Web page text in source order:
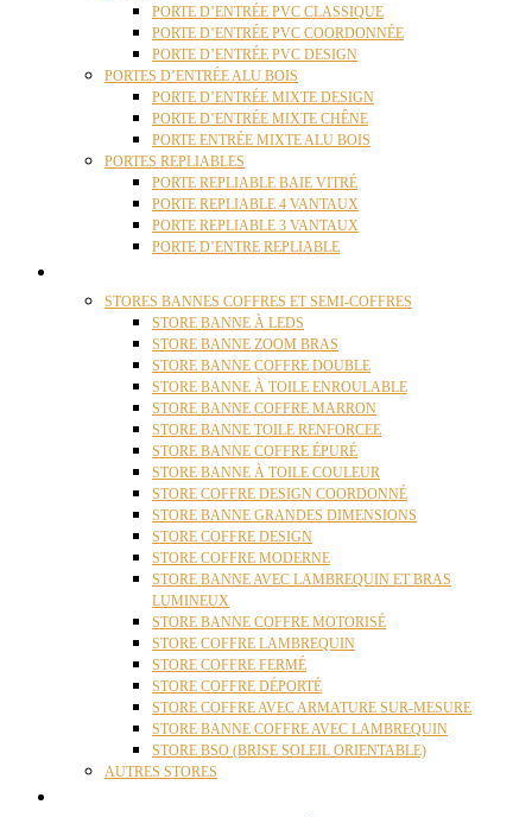
PORTE D’ENTRÉE PVC CLASSIQUE
PORTE D’ENTRÉE PVC COORDONNÉE
PORTE D’ENTRÉE PVC DESIGN
PORTES D’ENTRÉE ALU BOIS
PORTE D’ENTRÉE MIXTE DESIGN
PORTE D’ENTRÉE MIXTE CHÊNE
PORTE ENTRÉE MIXTE ALU BOIS
PORTES REPLIABLES
PORTE REPLIABLE BAIE VITRÉ
PORTE REPLIABLE 4 VANTAUX
PORTE REPLIABLE 3 VANTAUX
PORTE D’ENTRE REPLIABLE
STORES BANNES COFFRES ET SEMI-COFFRES
STORE BANNE À LEDS
STORE BANNE ZOOM BRAS
STORE BANNE COFFRE DOUBLE
STORE BANNE À TOILE ENROULABLE
STORE BANNE COFFRE MARRON
STORE BANNE TOILE RENFORCEE
STORE BANNE COFFRE ÉPURÉ
STORE BANNE À TOILE COULEUR
STORE COFFRE DESIGN COORDONNÉ
STORE BANNE GRANDES DIMENSIONS
STORE COFFRE DESIGN
STORE COFFRE MODERNE
STORE BANNE AVEC LAMBREQUIN ET BRAS
LUMINEUX
STORE BANNE COFFRE MOTORISÉ
STORE COFFRE LAMBREQUIN
STORE COFFRE FERMÉ
STORE COFFRE DÉPORTÉ
STORE COFFRE AVEC ARMATURE SUR-MESURE
STORE BANNE COFFRE AVEC LAMBREQUIN
STORE BSO (BRISE SOLEIL ORIENTABLE)
AUTRES STORES